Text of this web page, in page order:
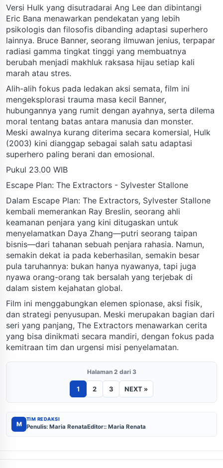
Versi Hulk yang disutradarai Ang Lee dan dibintangi
Eric Bana menawarkan pendekatan yang lebih
psikologis dan filosofis dibanding adaptasi superhero
lainnya. Bruce Banner, seorang ilmuwan jenius, terpapar
radiasi gamma tingkat tinggi yang membuatnya
berubah menjadi makhluk raksasa hijau setiap kali
marah atau stres.
Alih-alih fokus pada ledakan aksi semata, film ini
mengeksplorasi trauma masa kecil Banner,
hubungannya yang rumit dengan ayahnya, serta dilema
moral tentang batas antara manusia dan monster.
Meski awalnya kurang diterima secara komersial, Hulk
(2003) kini dianggap sebagai salah satu adaptasi
superhero paling berani dan emosional.
Pukul 23.00 WIB
Escape Plan: The Extractors - Sylvester Stallone
Dalam Escape Plan: The Extractors, Sylvester Stallone
kembali memerankan Ray Breslin, seorang ahli
keamanan penjara yang kini ditugaskan untuk
menyelamatkan Daya Zhang—putri seorang taipan
bisnis—dari tahanan sebuah penjara rahasia. Namun,
semakin dekat ia pada keberhasilan, semakin besar
pula taruhannya: bukan hanya nyawanya, tapi juga
nyawa orang-orang tak bersalah yang terjebak di
dalam sistem kejahatan global.
Film ini menggabungkan elemen spionase, aksi fisik,
dan strategi penyusupan. Meski merupakan bagian dari
seri yang panjang, The Extractors menawarkan cerita
yang bisa dinikmati secara mandiri, dengan fokus pada
kemitraan tim dan urgensi misi penyelamatan.
Halaman 2 dari 3
1 2 3 NEXT »
M
TIM REDAKSI
Penulis: Maria RenataEditor:: Maria Renata